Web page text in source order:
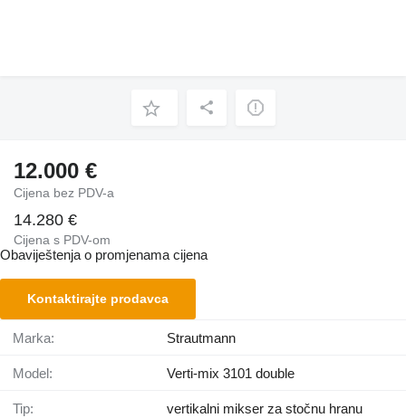
12.000 €
Cijena bez PDV-a
14.280 €
Cijena s PDV-om
Obaviještenja o promjenama cijena
Kontaktirajte prodavca
Marka: Strautmann
Model: Verti-mix 3101 double
Tip: vertikalni mikser za stočnu hranu